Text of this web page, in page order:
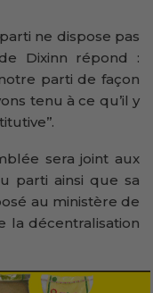
ne dispose pas
Dixinn répond :
parti de façon
tenu à ce qu’il y
sera joint aux
parti ainsi que sa
au ministère de
la décentralisation